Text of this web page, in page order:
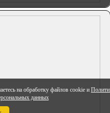
на обработку файлов cookie и
данных